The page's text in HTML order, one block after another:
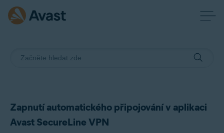
Zapnutí automatického připojování v aplikaci
Avast SecureLine VPN